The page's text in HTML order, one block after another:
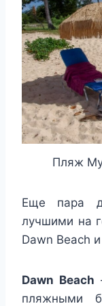
Пляж
Еще пара
лучшими на
Dawn Beach
Dawn Beach
пляжными